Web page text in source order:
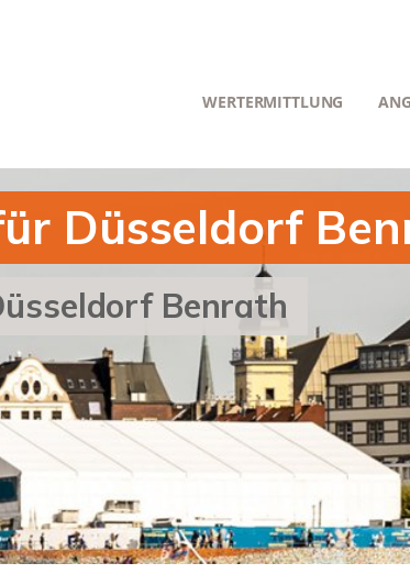
WERTERMITTLUNG
Düsseldorf
Benrath